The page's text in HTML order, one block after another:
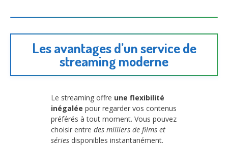
Les avantages d’un service de
streaming moderne
Le streaming offre une flexibilité
inégalée pour regarder vos contenus
préférés à tout moment. Vous pouvez
choisir entre des milliers de films et
séries disponibles instantanément.